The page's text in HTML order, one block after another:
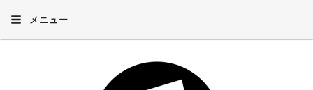
メニュー